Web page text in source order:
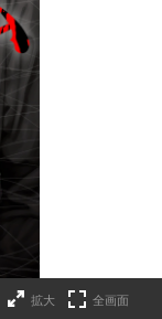
拡大 全画面